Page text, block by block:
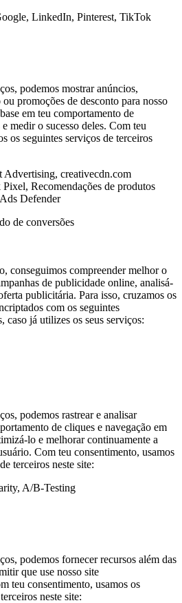
LinkedIn, Pinterest, TikTok
podemos mostrar anúncios,
promoções de desconto para nosso
em teu comportamento de
medir o sucesso deles. Com teu
os seguintes serviços de terceiros
creativecdn.com
Recomendações de produtos
Defender
de conversões
conseguimos compreender melhor o
de publicidade online, analisá-
publicitária. Para isso, cruzamos os
com os seguintes
caso já utilizes os seus serviços:
podemos rastrear e analisar
de cliques e navegação em
lo e melhorar continuamente a
Com teu consentimento, usamos
terceiros neste site:
A/B-Testing
podemos fornecer recursos além das
que use nosso site
teu consentimento, usamos os
neste site: